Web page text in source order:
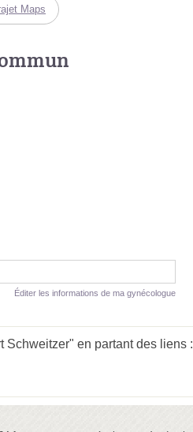
Maps
Éditer les informations de ma gynécologue
Schweitzer" en partant des liens :